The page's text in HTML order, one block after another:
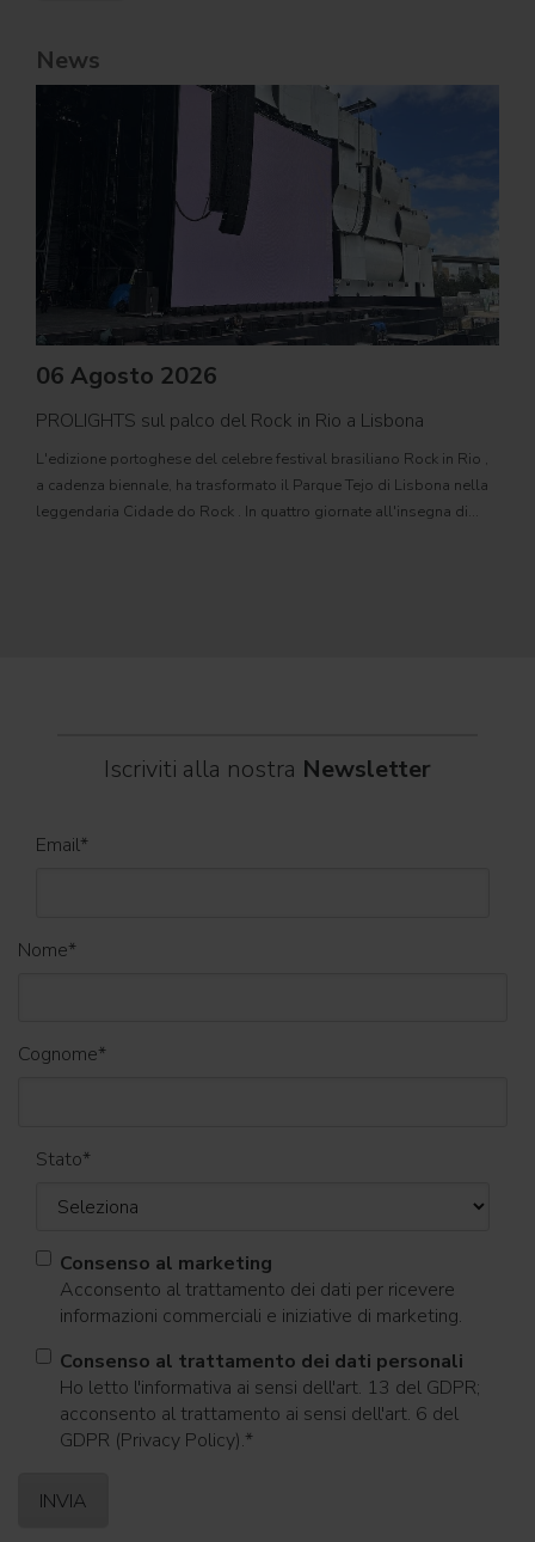
News
06 Agosto 2026
PROLIGHTS sul palco del Rock in Rio a Lisbona
L'edizione portoghese del celebre festival brasiliano Rock in Rio ,
a cadenza biennale, ha trasformato il Parque Tejo di Lisbona nella
leggendaria Cidade do Rock . In quattro giornate all'insegna di
Iscriviti alla nostra Newsletter
Email*
Nome*
Cognome*
Stato*
Consenso al marketing
Acconsento al trattamento dei dati per ricevere
informazioni commerciali e iniziative di marketing.
Consenso al trattamento dei dati personali
Ho letto l'informativa ai sensi dell'art. 13 del GDPR;
acconsento al trattamento ai sensi dell'art. 6 del
GDPR (Privacy Policy).*